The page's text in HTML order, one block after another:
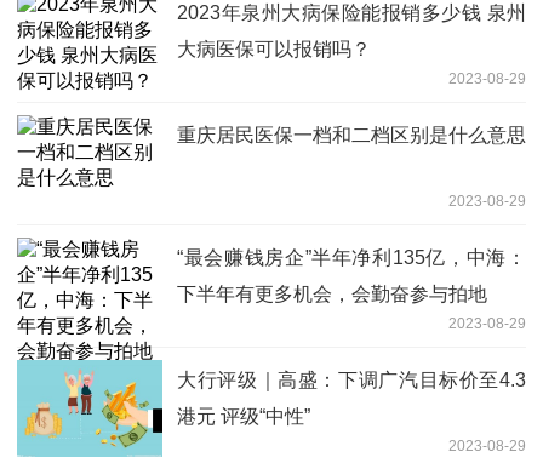
2023年泉州大病保险能报销多少钱 泉州
大病医保可以报销吗？
2023-08-29
重庆居民医保一档和二档区别是什么意思
2023-08-29
“最会赚钱房企”半年净利135亿，中海：
下半年有更多机会，会勤奋参与拍地
2023-08-29
大行评级｜高盛：下调广汽目标价至4.3
港元 评级“中性”
2023-08-29